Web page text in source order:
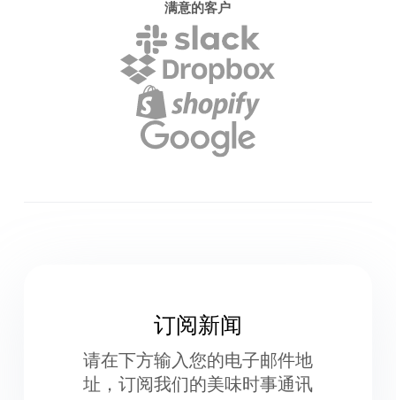
满意的客户
订阅新闻
请在下方输入您的电子邮件地
址，订阅我们的美味时事通讯